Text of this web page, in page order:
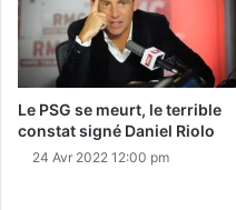
Le PSG se meurt, le terrible
constat signé Daniel Riolo
24 Avr 2022 12:00 pm